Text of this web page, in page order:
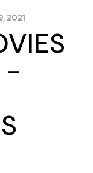
2021
-